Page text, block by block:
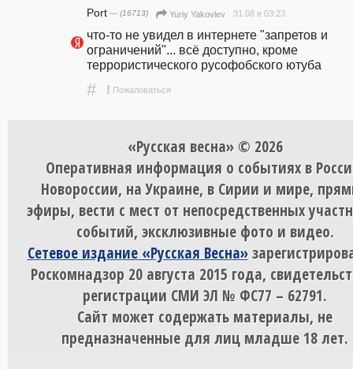
Port — (16713) Yuriy Yakovlev 31.08 в 03:23
что-то не увидел в интернете "запретов и
ограничений"... всё доступно, кроме
террористического русофобского ютуба
# ! Пожаловаться
«Русская весна» © 2026
Оперативная информация о событиях в
Новороссии, на Украине, в Сирии и мире,
эфиры, вести с мест от непосредственных
событий, эксклюзивные фото и видео.
Сетевое издание «Русская Весна»
Роскомнадзор 20 августа 2015 года,
регистрации СМИ ЭЛ № ФС77 – 62791.
Сайт может содержать материалы, не
предназначенные для лиц младше 18 лет.